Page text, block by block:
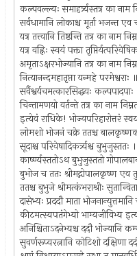
कल्पवल्ल्यः समाहर्त्र्यस्तत्र का नाम
सर्वधामानि लोकाश्च मूर्ता भजन्त
यत्र तत्त्वानि तिष्ठन्ति तत्र का नाम
यत्र वह्निः स्वयं पक्ता
अमृताऽक्षरभोज्यानि तत्र का नाम
नित्यानन्दमहातृप्ता यन्महे
सर्वैश्वर्यचमत्कारसिद्धयः कल्पपादपाः
चिन्तामणयो वर्तन्ते तत्र का नाम
इत्येवं राधिके! भोज्यपरिहारोत्तरं
लोमशो भोजनं चक्रे ततश्च
सूदाश्च परिवेषादिकर्त्र्यश्च बुभुजुस्ततः ।
कार्ष्ण्यस्ततोऽथ बुभुजुस्ततो
बुभोज च ततः श्रीमद्गोपालकृष्ण एव
ततश्च बुभुजे श्रीमत्कंभराश्रीः
दासेभ्यः प्रददौ माता
कीटमत्स्यपतंगेभ्यो भाग्यजीविभ्य
अनिश्चिताऽदनेभ्यश्च ददौ भोज्यानि
सुवर्णरूप्यरत्नानि कोटिशो दक्षिणा